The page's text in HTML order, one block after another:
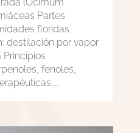
(Ocimum
Partes
floridas
destilación por vapor
Principios
fenoles,